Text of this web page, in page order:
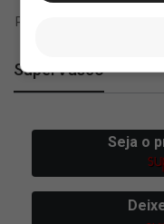
SuperVasco